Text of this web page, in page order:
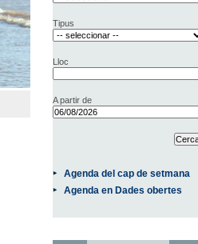
Tipus
Lloc
A partir de
Agenda del cap de setmana
Agenda en Dades obertes